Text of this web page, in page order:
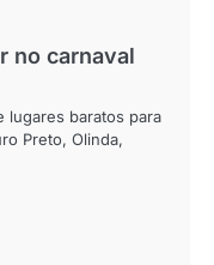
no carnaval
lugares baratos para
Preto, Olinda,